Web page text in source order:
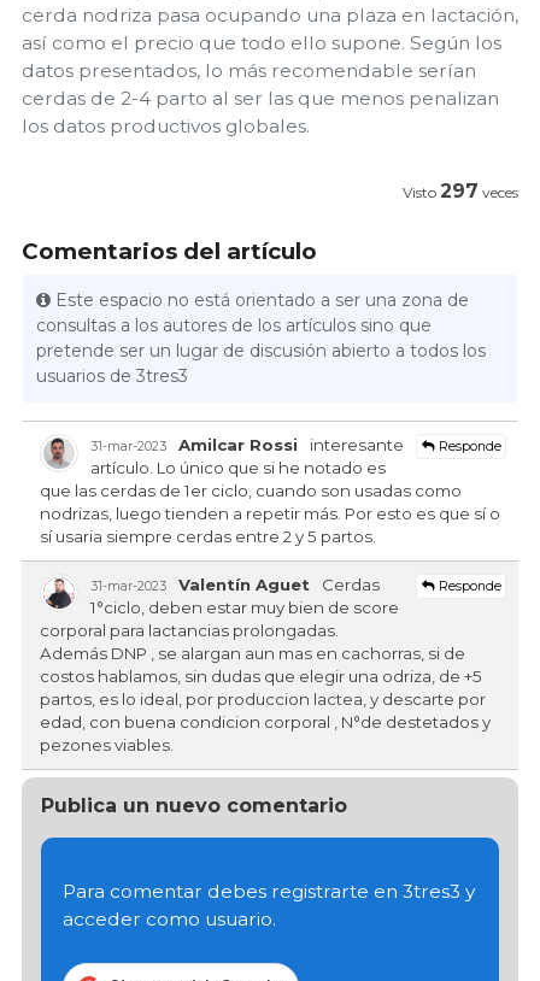
cerda nodriza pasa ocupando una plaza en lactación,
así como el precio que todo ello supone. Según los
datos presentados, lo más recomendable serían
cerdas de 2-4 parto al ser las que menos penalizan
los datos productivos globales.
Visto 297 veces
Comentarios del artículo
Este espacio no está orientado a ser una zona de
consultas a los autores de los artículos sino que
pretende ser un lugar de discusión abierto a todos los
usuarios de 3tres3
31-mar-2023 Responde
Amilcar Rossi
interesante
artículo. Lo único que si he notado es
que las cerdas de 1er ciclo, cuando son usadas como
nodrizas, luego tienden a repetir más. Por esto es que sí o
sí usaria siempre cerdas entre 2 y 5 partos.
31-mar-2023 Responde
Valentín Aguet
Cerdas
1°ciclo, deben estar muy bien de score
corporal para lactancias prolongadas.
Además DNP , se alargan aun mas en cachorras, si de
costos hablamos, sin dudas que elegir una odriza, de +5
partos, es lo ideal, por produccion lactea, y descarte por
edad, con buena condicion corporal , N°de destetados y
pezones viables.
Publica un nuevo comentario
Para comentar debes registrarte en 3tres3 y
acceder como usuario.